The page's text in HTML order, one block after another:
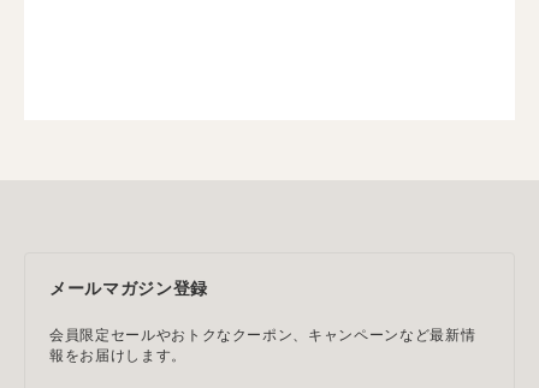
メールマガジン登録
会員限定セールやおトクなクーポン、キャンペーンなど最新情
報をお届けします。